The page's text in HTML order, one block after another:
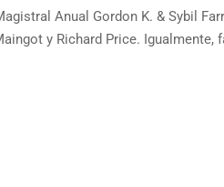
Anual Gordon K. & Sybil
y Richard Price.